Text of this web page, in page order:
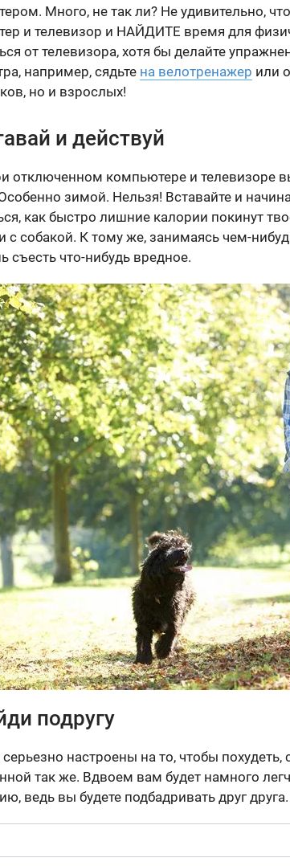
Много, не так ли? Не удивительно,
и телевизор и НАЙДИТЕ время для
от телевизора, хотя бы делайте
например, сядьте на велотренажер или
но и взрослых!
и действуй
отключенном компьютере и телевизоре
зимой. Нельзя! Вставайте и
как быстро лишние калории покинут
с собакой. К тому же, занимаясь чем-
съесть что-нибудь вредное.
подругу
настроены на то, чтобы похудеть,
так же. Вдвоем вам будет намного
ведь вы будете подбадривать друг